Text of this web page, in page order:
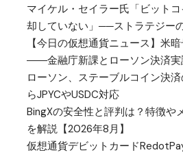
マイケル・セイラー氏「ビット
却していない」──ストラテジー
【今日の仮想通貨ニュース】米
――金融庁新課とローソン決済実
ローソン、ステーブルコイン決
らJPYCやUSDC対応
BingXの安全性と評判は？特徴や
を解説【2026年8月】
仮想通貨デビットカード